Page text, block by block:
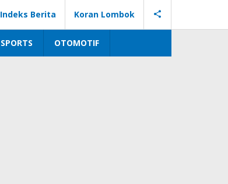
Indeks Berita Koran Lombok
SPORTS OTOMOTIF